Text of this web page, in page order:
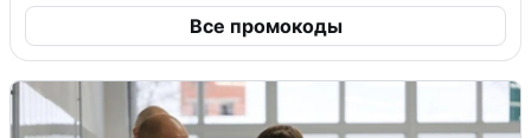
Все промокоды